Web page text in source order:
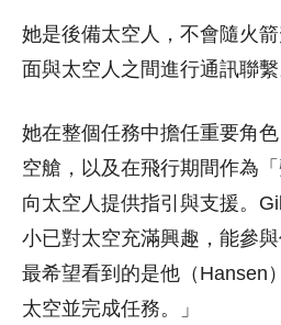
她是後備太空人，不會隨火
面與太空人之間進行通訊聯繫
她在整個任務中擔任重要角
空艙，以及在飛行期間作為
向太空人提供指引與支援。
小已對太空充滿興趣，能參
最希望看到的是他（Hansen
太空並完成任務。」